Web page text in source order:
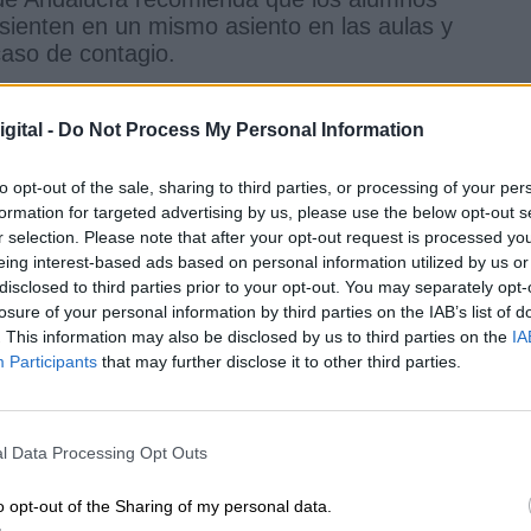
- Do Not Process My Personal Information
opt-out of the sale, sharing to third parties, or processing of your
for targeted advertising by us, please use the below opt-out
selection. Please note that after your opt-out request is processed
interest-based ads based on personal information utilized by us
to third parties prior to your opt-out. You may separately
of your personal information by third parties on the IAB’s list of
This information may also be disclosed by us to third parties on the
Participants that may further disclose it to other third parties.
Data Processing Opt Outs
opt-out of the Sharing of my personal data.
en un mismo asiento en las aulas y
de contagio.
el curso en las siguientes fechas:
jornada continua de 9.00 a 14.00 y grupos de
grupos de convivencia.
que dependerán de la evolución de la
a un confinamiento individual o general,
o incluso centros en caso de contagio.
telemáticamente, Aragón ha implantado una
inicio el día 10, pero ha decidido retrasar la
se haga el test.